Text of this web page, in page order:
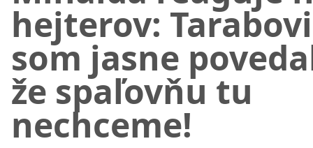
hejterov: Tarabovi
som jasne
že spaľovňu tu
nechceme!